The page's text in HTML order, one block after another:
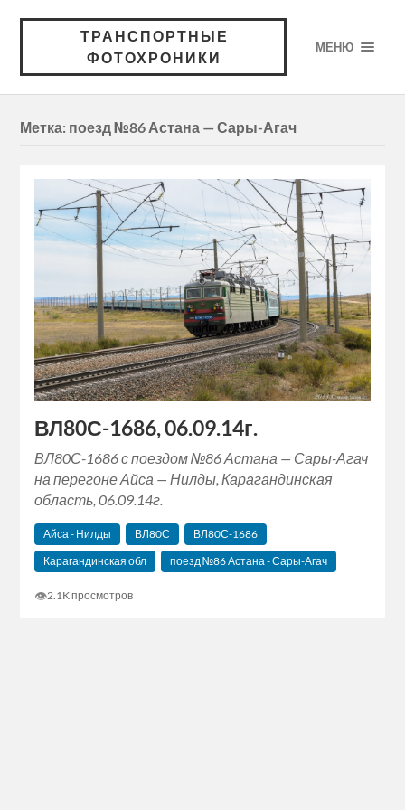
ТРАНСПОРТНЫЕ
ФОТОХРОНИКИ
МЕНЮ
Метка: поезд №86 Астана — Сары-Агач
ВЛ80С-1686, 06.09.14г.
ВЛ80С-1686 с поездом №86 Астана — Сары-Агач
на перегоне Айса — Нилды, Карагандинская
область, 06.09.14г.
Айса - Нилды ВЛ80С
ВЛ80С-1686
Карагандинская обл
поезд №86 Астана - Сары-Агач
👁2.1K просмотров